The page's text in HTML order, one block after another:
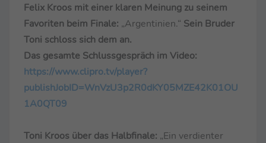
Felix Kroos mit einer klaren Meinung zu seinem
Favoriten beim Finale: „Argentinien.“ Sein Bruder
Toni schloss sich dem an.
Das gesamte Schlussgespräch im Video:
https://www.clipro.tv/player?
publishJobID=WnVzU3p2R0dKY05MZE42K01OU
1A0QT09
Toni Kroos über das Halbfinale: „Ein verdienter